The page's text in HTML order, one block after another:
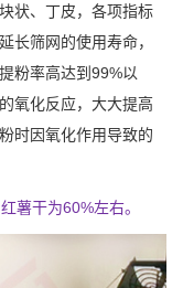
状、丁皮，各项指标
长筛网的使用寿命，
粉率高达到99%以
氧化反应，大大提高
时因氧化作用导致的
薯干为60%左右。